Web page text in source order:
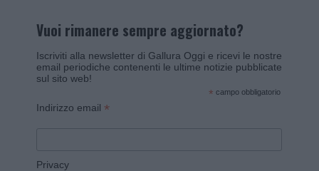
Vuoi rimanere sempre aggiornato?
Iscriviti alla newsletter di Gallura Oggi e ricevi le nostre
email periodiche contenenti le ultime notizie pubblicate
sul sito web!
* campo obbligatorio
Indirizzo email *
Privacy